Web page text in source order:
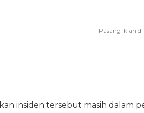
insiden tersebut masih dalam